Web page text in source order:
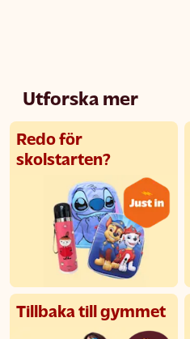
Utforska mer
Redo för
skolstarten?
Tillbaka till gymmet